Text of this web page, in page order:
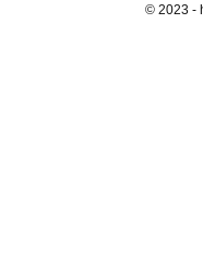
© 2023 -